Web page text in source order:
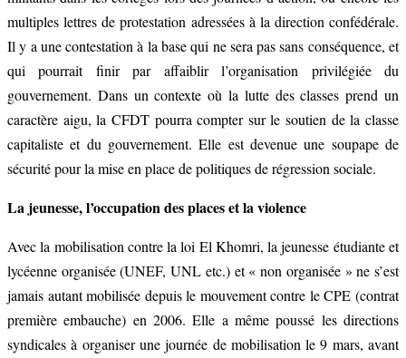
multiples lettres de protestation adressées à la direction confédérale.
Il y a une contestation à la base qui ne sera pas sans conséquence, et
qui pourrait finir par affaiblir l’organisation privilégiée du
gouvernement. Dans un contexte où la lutte des classes prend un
caractère aigu, la CFDT pourra compter sur le soutien de la classe
capitaliste et du gouvernement. Elle est devenue une soupape de
sécurité pour la mise en place de politiques de régression sociale.
La jeunesse, l’occupation des places et la violence
Avec la mobilisation contre la loi El Khomri, la jeunesse étudiante et
lycéenne organisée (UNEF, UNL etc.) et « non organisée » ne s’est
jamais autant mobilisée depuis le mouvement contre le CPE (contrat
première embauche) en 2006. Elle a même poussé les directions
syndicales à organiser une journée de mobilisation le 9 mars, avant